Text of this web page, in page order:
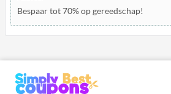
Bespaar tot 70% op gereedschap!